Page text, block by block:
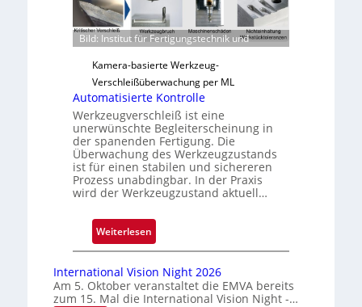
r
l
s
i
g
e
D
r
u
k
m
r
k
Bild: Institut für Fertigungstechnik und
Kamera-basierte Werkzeug-
Verschleißüberwachung per ML
Automatisierte Kontrolle
Werkzeugverschleiß ist eine
unerwünschte Begleiterscheinung in
der spanenden Fertigung. Die
Überwachung des Werkzeugzustands
ist für einen stabilen und sichereren
Prozess unabdingbar. In der Praxis
wird der Werkzeugzustand aktuell…
Weiterlesen:
A
t
o
International Vision Night 2026
Am 5. Oktober veranstaltet die EMVA bereits
zum 15. Mal die International Vision Night -…